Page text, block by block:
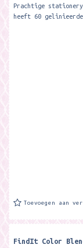
Prachtige
heeft 60
Toevoegen aan
FindIt Color